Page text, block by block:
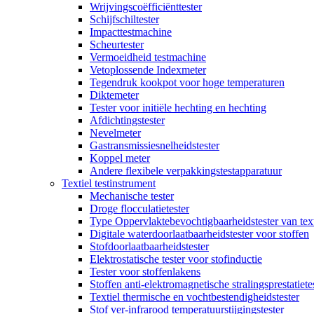
Wrijvingscoëfficiënttester
Schijfschiltester
Impacttestmachine
Scheurtester
Vermoeidheid testmachine
Vetoplossende Indexmeter
Tegendruk kookpot voor hoge temperaturen
Diktemeter
Tester voor initiële hechting en hechting
Afdichtingstester
Nevelmeter
Gastransmissiesnelheidstester
Koppel meter
Andere flexibele verpakkingstestapparatuur
Textiel testinstrument
Mechanische tester
Droge flocculatietester
Type Oppervlaktebevochtigbaarheidstester van
Digitale waterdoorlaatbaarheidstester voor stoffen
Stofdoorlaatbaarheidstester
Elektrostatische tester voor stofinductie
Tester voor stoffenlakens
Stoffen anti-elektromagnetische
Textiel thermische en vochtbestendigheidstester
Stof ver-infrarood temperatuurstijgingstester